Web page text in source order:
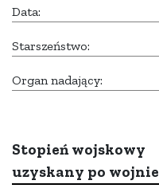
Data:
Starszeństwo:
Organ nadający:
Stopień wojskowy
uzyskany po